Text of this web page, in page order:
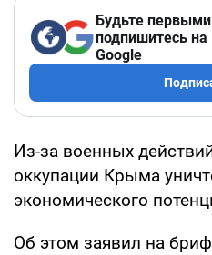
Будьте первыми
подпишитесь на
Google
Из-за военных
оккупации Крыма
экономического
Об этом заявил на